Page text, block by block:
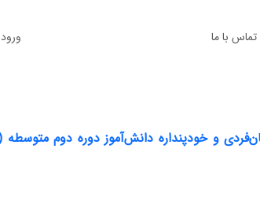
تماس با ما
و خودپنداره دانش‌آموز دوره دوم